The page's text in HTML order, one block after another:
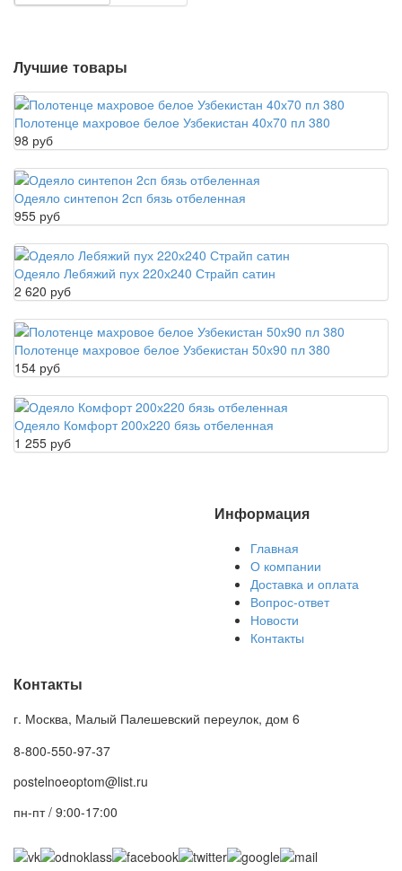
Лучшие товары
Полотенце махровое белое Узбекистан 40х70 пл 380
98 руб
Одеяло синтепон 2сп бязь отбеленная
955 руб
Одеяло Лебяжий пух 220х240 Страйп сатин
2 620 руб
Полотенце махровое белое Узбекистан 50х90 пл 380
154 руб
Одеяло Комфорт 200х220 бязь отбеленная
1 255 руб
Информация
Главная
О компании
Доставка и оплата
Вопрос-ответ
Новости
Контакты
Контакты
г. Москва, Малый Палешевский переулок, дом 6
8-800-550-97-37
postelnoeoptom@list.ru
пн-пт / 9:00-17:00